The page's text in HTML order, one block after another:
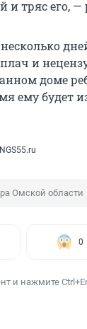
и тряс его, —
и
доме
ему будет
Омской области
0
и нажмите